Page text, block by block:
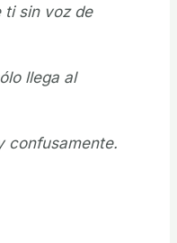
ti sin voz de
llega al
confusamente.